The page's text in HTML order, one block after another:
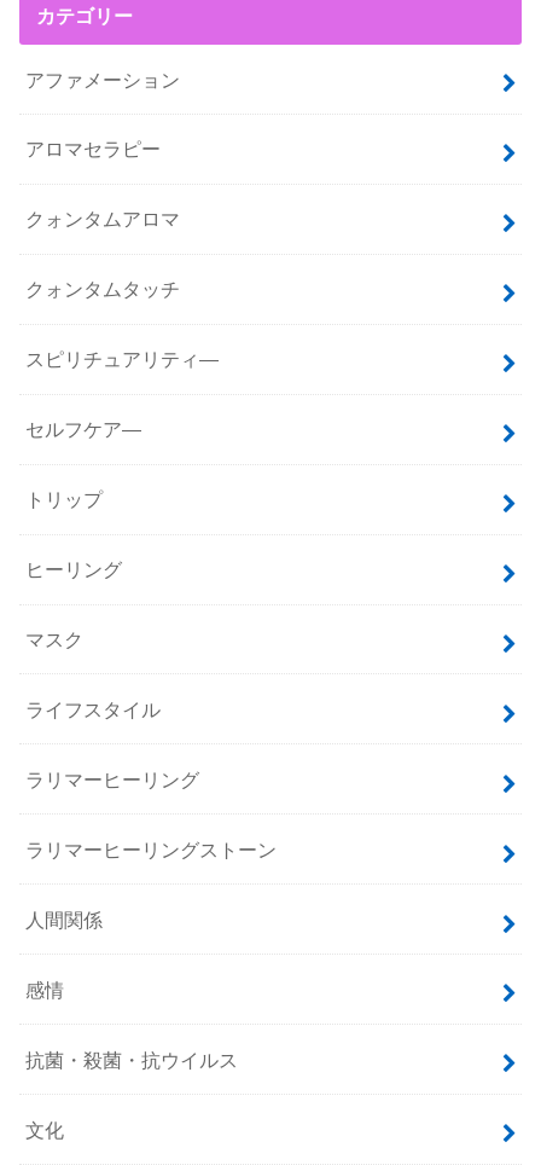
カテゴリー
アファメーション
アロマセラピー
クォンタムアロマ
クォンタムタッチ
スピリチュアリティ―
セルフケア―
トリップ
ヒーリング
マスク
ライフスタイル
ラリマーヒーリング
ラリマーヒーリングストーン
人間関係
感情
抗菌・殺菌・抗ウイルス
文化